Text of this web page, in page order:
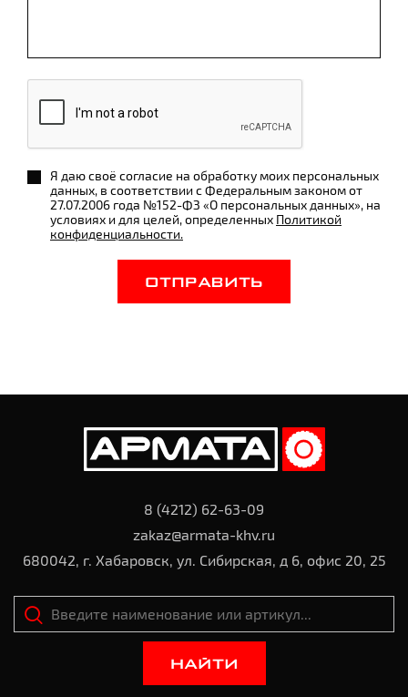
Я даю своё согласие на обработку моих персональных
данных, в соответствии с Федеральным законом от
27.07.2006 года №152-ФЗ «О персональных данных», на
условиях и для целей, определенных Политикой
конфиденциальности.
ОТПРАВИТЬ
8 (4212) 62-63-09
zakaz@armata-khv.ru
680042, г. Хабаровск, ул. Сибирская, д 6, офис 20, 25
НАЙТИ